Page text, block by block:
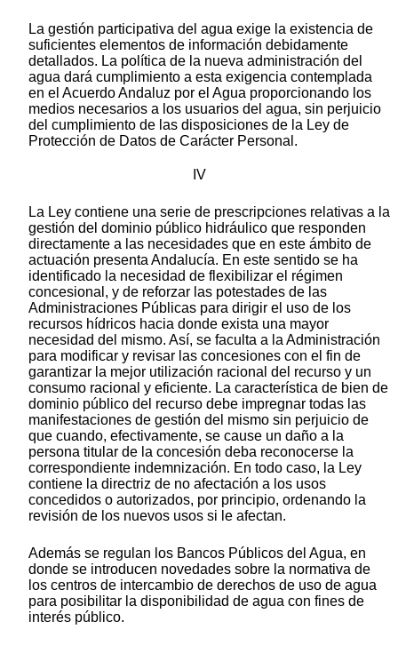
La gestión participativa del agua exige la existencia de
suficientes elementos de información debidamente
detallados. La política de la nueva administración del
agua dará cumplimiento a esta exigencia contemplada
en el Acuerdo Andaluz por el Agua proporcionando los
medios necesarios a los usuarios del agua, sin perjuicio
del cumplimiento de las disposiciones de la Ley de
Protección de Datos de Carácter Personal.
IV
La Ley contiene una serie de prescripciones relativas a la
gestión del dominio público hidráulico que responden
directamente a las necesidades que en este ámbito de
actuación presenta Andalucía. En este sentido se ha
identificado la necesidad de flexibilizar el régimen
concesional, y de reforzar las potestades de las
Administraciones Públicas para dirigir el uso de los
recursos hídricos hacia donde exista una mayor
necesidad del mismo. Así, se faculta a la Administración
para modificar y revisar las concesiones con el fin de
garantizar la mejor utilización racional del recurso y un
consumo racional y eficiente. La característica de bien de
dominio público del recurso debe impregnar todas las
manifestaciones de gestión del mismo sin perjuicio de
que cuando, efectivamente, se cause un daño a la
persona titular de la concesión deba reconocerse la
correspondiente indemnización. En todo caso, la Ley
contiene la directriz de no afectación a los usos
concedidos o autorizados, por principio, ordenando la
revisión de los nuevos usos si le afectan.
Además se regulan los Bancos Públicos del Agua, en
donde se introducen novedades sobre la normativa de
los centros de intercambio de derechos de uso de agua
para posibilitar la disponibilidad de agua con fines de
interés público.